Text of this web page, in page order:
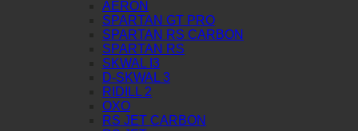
AERON
SPARTAN GT PRO
SPARTAN RS CARBON
SPARTAN RS
SKWAL I3
D-SKWAL 3
RIDILL 2
OXO
RS JET CARBON